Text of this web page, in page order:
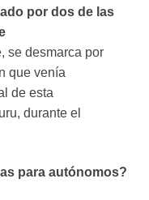
por dos de las
se desmarca por
que venía
de esta
durante el
para autónomos?